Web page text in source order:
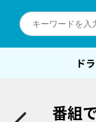
ド
番組